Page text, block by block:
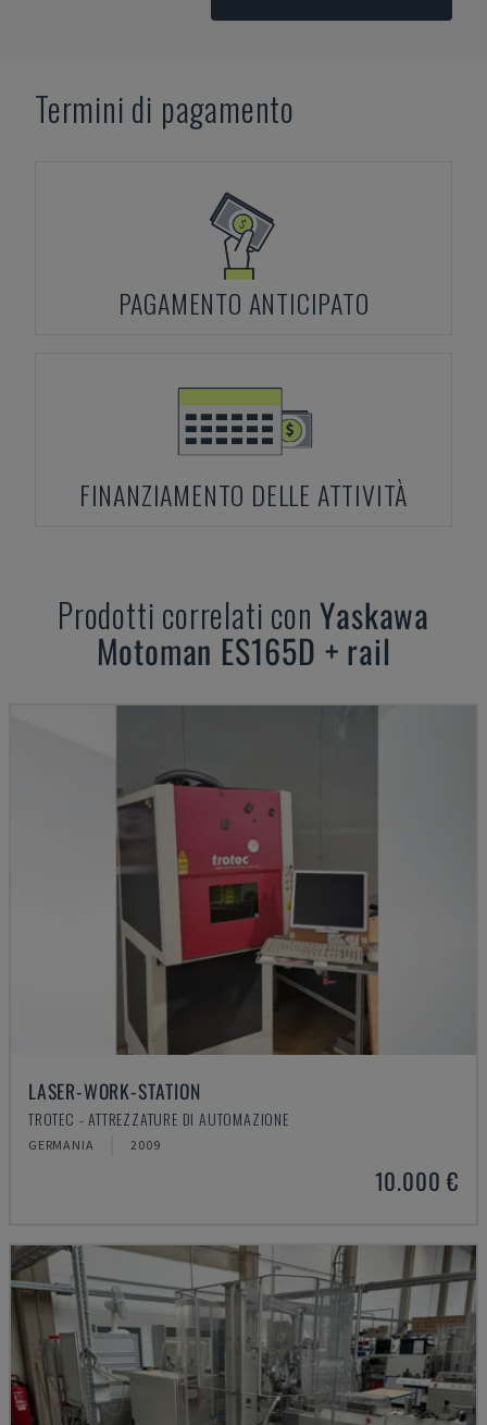
Termini di pagamento
PAGAMENTO ANTICIPATO
FINANZIAMENTO DELLE ATTIVITÀ
Prodotti correlati conYaskawa
Motoman ES165D + rail
LASER-WORK-STATION
TROTEC - ATTREZZATURE DI AUTOMAZIONE
GERMANIA 2009
10.000 €